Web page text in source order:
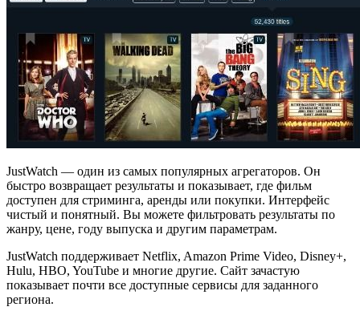
JustWatch — один из самых популярных агрегаторов. Он
быстро возвращает результаты и показывает, где фильм
доступен для стриминга, аренды или покупки. Интерфейс
чистый и понятный. Вы можете фильтровать результаты по
жанру, цене, году выпуска и другим параметрам.
JustWatch поддерживает Netflix, Amazon Prime Video, Disney+,
Hulu, HBO, YouTube и многие другие. Сайт зачастую
показывает почти все доступные сервисы для заданного
региона.